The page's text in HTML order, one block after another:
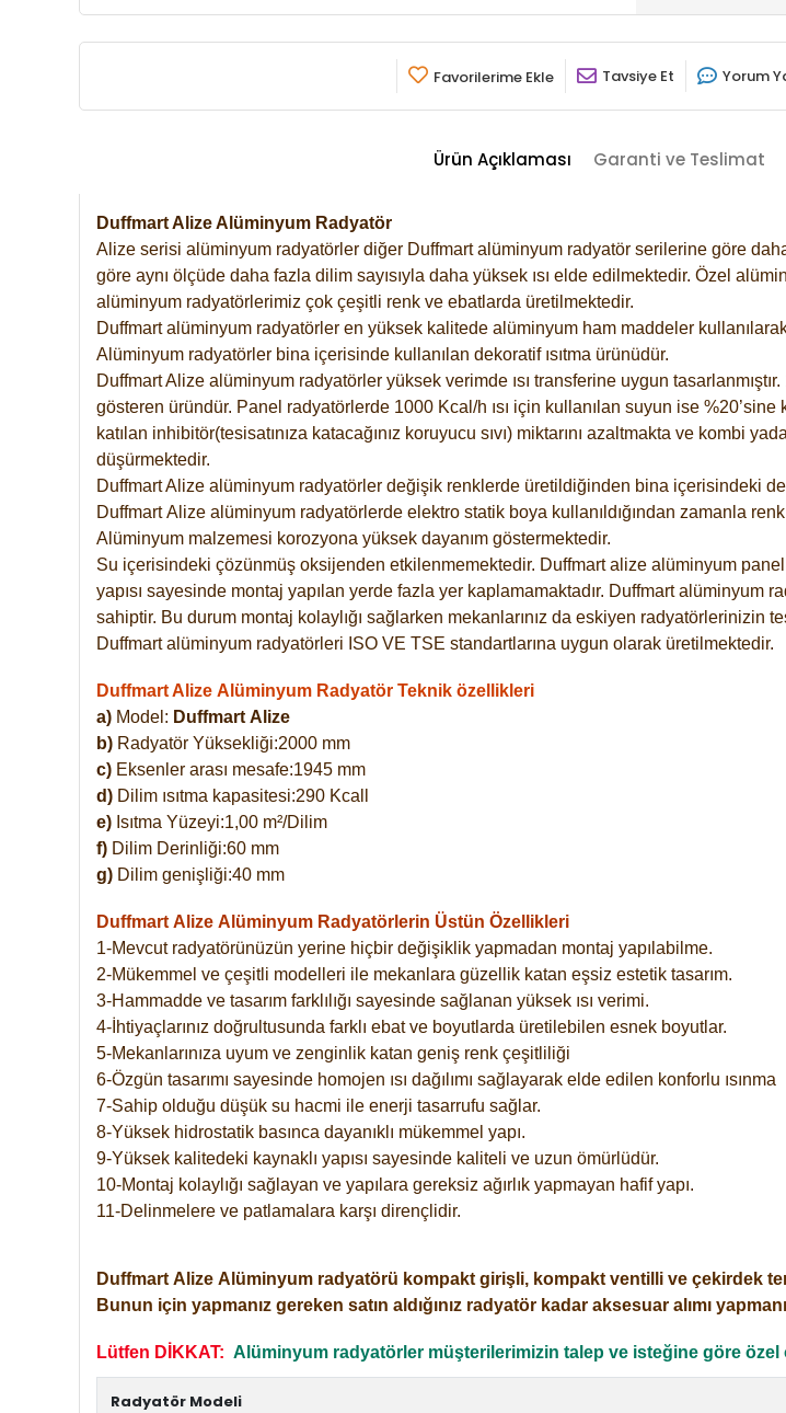
Favorilerime Ekle Tavsiye Et Yorum
Ürün Açıklaması Garanti ve Teslimat
Duffmart Alize Alüminyum Radyatör
Alize serisi alüminyum radyatörler diğer Duffmart alüminyum radyatör serilerine göre
göre aynı ölçüde daha fazla dilim sayısıyla daha yüksek ısı elde edilmektedir. Özel
alüminyum radyatörlerimiz çok çeşitli renk ve ebatlarda üretilmektedir.
Duffmart alüminyum radyatörler en yüksek kalitede alüminyum ham maddeler
Alüminyum radyatörler bina içerisinde kullanılan dekoratif ısıtma ürünüdür.
Duffmart Alize alüminyum radyatörler yüksek verimde ısı transferine uygun
gösteren üründür. Panel radyatörlerde 1000 Kcal/h ısı için kullanılan suyun ise
katılan inhibitör(tesisatınıza katacağınız koruyucu sıvı) miktarını azaltmakta ve kombi
düşürmektedir.
Duffmart Alize alüminyum radyatörler değişik renklerde üretildiğinden bina içerisindeki
DuffmartAlize alüminyum radyatörlerde elektro statik boya kullanıldığından zamanla
Alüminyum malzemesi korozyona yüksek dayanım göstermektedir.
Su içerisindeki çözünmüş oksijenden etkilenmemektedir. Duffmart alize alüminyum
yapısı sayesinde montaj yapılan yerde fazla yer kaplamamaktadır. Duffmart alüminyum
sahiptir. Bu durum montaj kolaylığı sağlarken mekanlarınız da eskiyen
Duffmart alüminyum radyatörleri ISO VE TSE standartlarına uygun olarak üretilmektedir.
Duffmart Alize Alüminyum Radyatör Teknik özellikleri
a) Model: Duffmart Alize
b) Radyatör Yüksekliği:2000 mm
c) Eksenler arası mesafe:1945 mm
d) Dilim ısıtma kapasitesi:290 Kcall
e) Isıtma Yüzeyi:1,00 m²/Dilim
f) Dilim Derinliği:60 mm
g) Dilim genişliği:40 mm
Duffmart Alize Alüminyum Radyatörlerin Üstün Özellikleri
1-Mevcut radyatörünüzün yerine hiçbir değişiklik yapmadan montaj yapılabilme.
2-Mükemmel ve çeşitli modelleri ile mekanlara güzellik katan eşsiz estetik tasarım.
3-Hammadde ve tasarım farklılığı sayesinde sağlanan yüksek ısı verimi.
4-İhtiyaçlarınız doğrultusunda farklı ebat ve boyutlarda üretilebilen esnek boyutlar.
5-Mekanlarınıza uyum ve zenginlik katan geniş renk çeşitliliği
6-Özgün tasarımı sayesinde homojen ısı dağılımı sağlayarak elde edilen konforlu ısınma
7-Sahip olduğu düşük su hacmi ile enerji tasarrufu sağlar.
8-Yüksek hidrostatik basınca dayanıklı mükemmel yapı.
9-Yüksek kalitedeki kaynaklı yapısı sayesinde kaliteli ve uzun ömürlüdür.
10-Montaj kolaylığı sağlayan ve yapılara gereksiz ağırlık yapmayan hafif yapı.
11-Delinmelere ve patlamalara karşı dirençlidir.
Duffmart Alize Alüminyum radyatörü kompakt girişli, kompakt ventilli ve çekirdek
Bunun için yapmanız gereken satın aldığınız radyatör kadar aksesuar alımı
Lütfen DİKKAT: Alüminyum radyatörler müşterilerimizin talep ve isteğine göre
Radyatör Modeli